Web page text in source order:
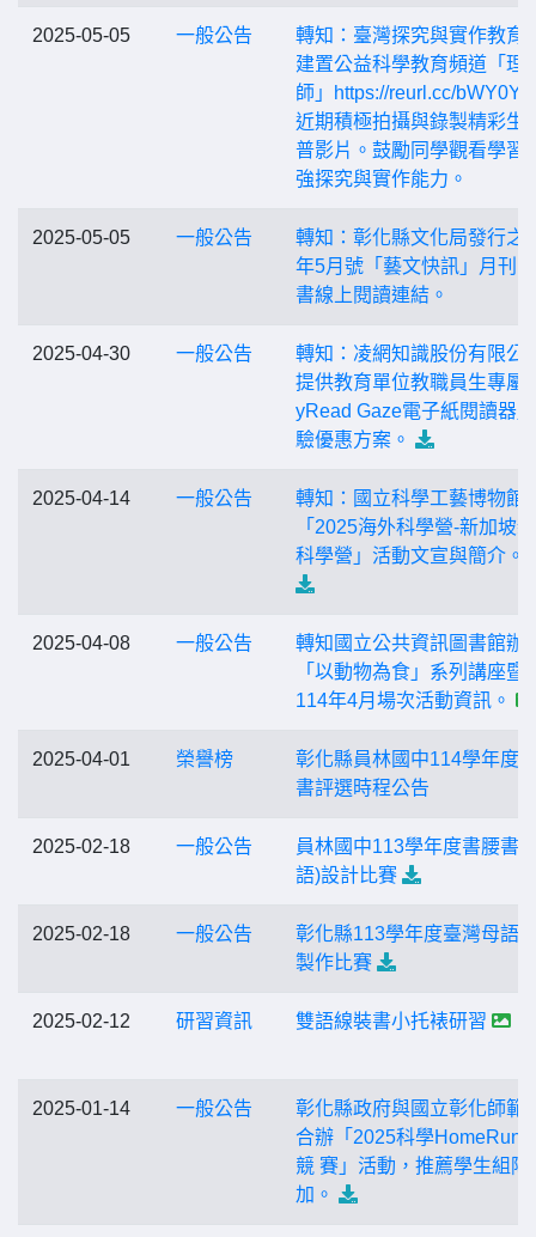
2025-05-05 一般公告
轉知：臺灣探究與實作教育
建置公益科學教育頻道「理
師」https://reurl.cc/bWY0Yy
近期積極拍攝與錄製精彩生
普影片。鼓勵同學觀看學習
強探究與實作能力。
2025-05-05 一般公告
轉知：彰化縣文化局發行之
年5月號「藝文快訊」月刊
書線上閱讀連結。
2025-04-30 一般公告
轉知：凌網知識股份有限公
提供教育單位教職員生專屬
yRead Gaze電子紙閱讀器
驗優惠方案。
2025-04-14 一般公告
轉知：國立科學工藝博物館
「2025海外科學營-新加坡
科學營」活動文宣與簡介。
2025-04-08 一般公告
轉知國立公共資訊圖書館辦
「以動物為食」系列講座暨
114年4月場次活動資訊。
2025-04-01 榮譽榜
彰化縣員林國中114學年度
書評選時程公告
2025-02-18 一般公告
員林國中113學年度書腰書
語)設計比賽
2025-02-18 一般公告
彰化縣113學年度臺灣母語
製作比賽
2025-02-12 研習資訊 雙語線裝書小托裱研習
2025-01-14 一般公告
彰化縣政府與國立彰化師範
合辦「2025科學HomeRun
競 賽」活動，推薦學生組隊
加。